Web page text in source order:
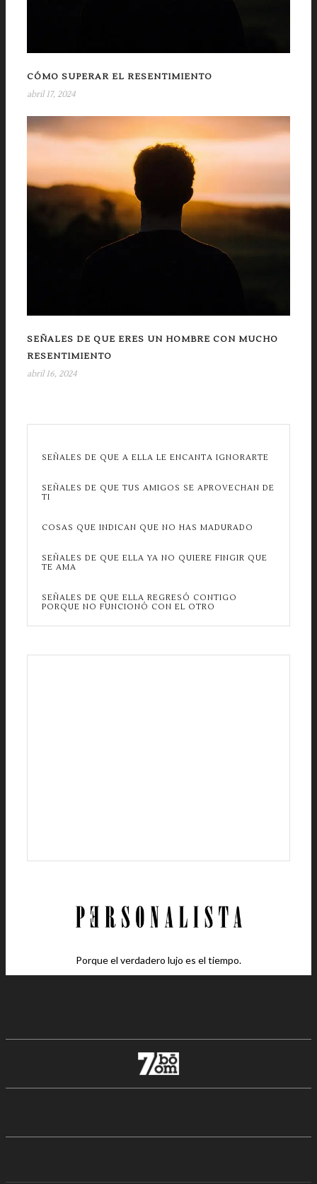
CÓMO SUPERAR EL RESENTIMIENTO
abril 17, 2024
SEÑALES DE QUE ERES UN HOMBRE CON MUCHO
RESENTIMIENTO
abril 16, 2024
SEÑALES DE QUE A ELLA LE ENCANTA IGNORARTE
SEÑALES DE QUE TUS AMIGOS SE APROVECHAN DE
TI
COSAS QUE INDICAN QUE NO HAS MADURADO
SEÑALES DE QUE ELLA YA NO QUIERE FINGIR QUE
TE AMA
SEÑALES DE QUE ELLA REGRESÓ CONTIGO
PORQUE NO FUNCIONÓ CON EL OTRO
Porque el verdadero lujo es el tiempo.